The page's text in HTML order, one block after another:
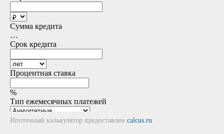
Ипотечный калькулятор предоставлен calcus.ru